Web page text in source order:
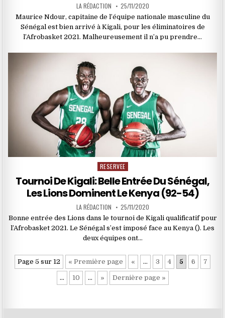
LA RÉDACTION 25/11/2020
Maurice Ndour, capitaine de l’équipe nationale masculine du
Sénégal est bien arrivé à Kigali, pour les éliminatoires de
l’Afrobasket 2021. Malheureusement il n’a pu prendre…
Posted
in
RESERVEE
Tournoi De Kigali: Belle Entrée Du Sénégal,
Les Lions Dominent Le Kenya (92-54)
LA RÉDACTION 25/11/2020
Bonne entrée des Lions dans le tournoi de Kigali qualificatif pour
l’Afrobasket 2021. Le Sénégal s’est imposé face au Kenya (). Les
deux équipes ont…
Page 5 sur 12 « Première page « … 3 4 5 6 7
… 10 … » Dernière page »